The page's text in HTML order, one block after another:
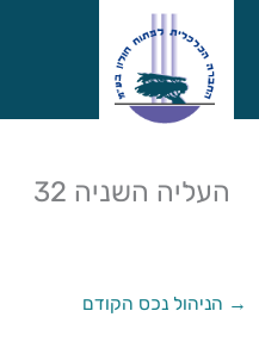
העליה השניה 32
→ הניהול נכס הקודם